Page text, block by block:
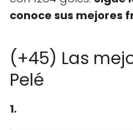
conoce sus mejores
(+45) Las
Pelé
1.